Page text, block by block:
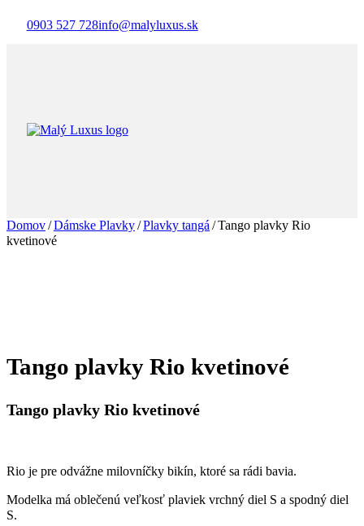
0903 527 728info@malyluxus.sk
Domov/Dámske Plavky/Plavky tangá/Tango plavky Rio
kvetinové
Tango plavky Rio kvetinové
Tango plavky Rio kvetinové
Rio je pre odvážne milovníčky bikín, ktoré sa rádi bavia.
Modelka má oblečenú veľkosť plaviek vrchný diel S a spodný diel
S.